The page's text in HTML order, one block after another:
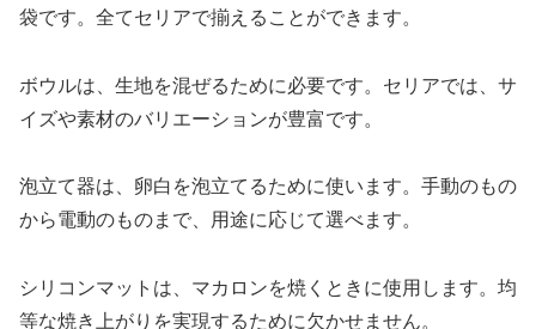
袋です。全てセリアで揃えることができます。
ボウルは、生地を混ぜるために必要です。セリアでは、サ
イズや素材のバリエーションが豊富です。
泡立て器は、卵白を泡立てるために使います。手動のもの
から電動のものまで、用途に応じて選べます。
シリコンマットは、マカロンを焼くときに使用します。均
等な焼き上がりを実現するために欠かせません。